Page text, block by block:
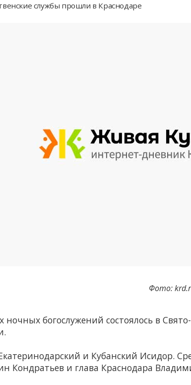
службы прошли в Краснодаре
Фото:
богослужений состоялось в
и Кубанский Исидор.
Кондратьев и глава Краснодара